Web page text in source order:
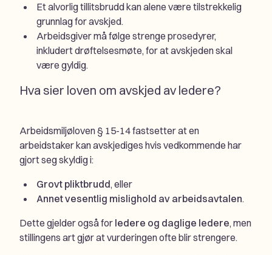
Et alvorlig tillitsbrudd kan alene være tilstrekkelig
grunnlag for avskjed.
Arbeidsgiver må følge strenge prosedyrer,
inkludert drøftelsesmøte, for at avskjeden skal
være gyldig.
Hva sier loven om avskjed av ledere?
Arbeidsmiljøloven § 15-14 fastsetter at en
arbeidstaker kan avskjediges hvis vedkommende har
gjort seg skyldig i:
Grovt pliktbrudd, eller
Annet vesentlig mislighold av arbeidsavtalen.
Dette gjelder også for ledere og daglige ledere, men
stillingens art gjør at vurderingen ofte blir strengere.